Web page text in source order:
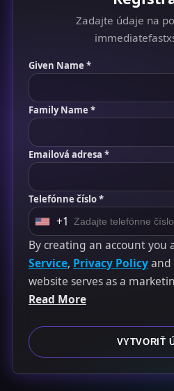
Zadajte údaje na
Given Name *
Family Name *
Emailová adresa *
Telefónne číslo *
U
n
i
t
e
t
a
+1
By creating an account you
Service, Privacy Policyand
website serves as a
Read More
VYTVORIŤ